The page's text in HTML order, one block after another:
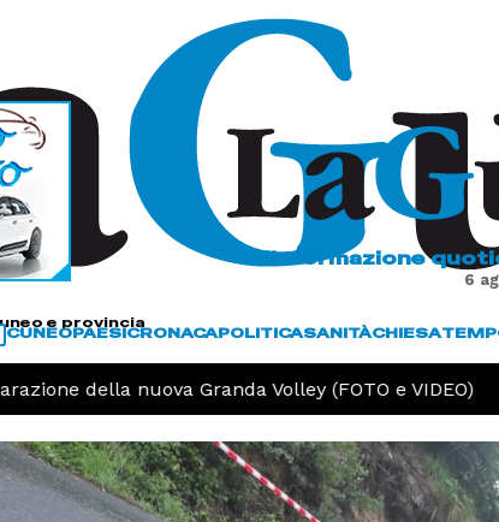
e provincia
L'informazione
6
CUNEOPAESICRONACAPOLITICASANITÀCHIESA
della nuova Granda Volley (FOTO e VIDEO)